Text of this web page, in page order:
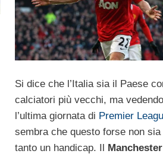
Si dice che l’Italia sia il Paese
calciatori più vecchi, ma vedendo
l’ultima giornata di Premier
sembra che questo forse non sia
tanto un handicap. Il Manchester